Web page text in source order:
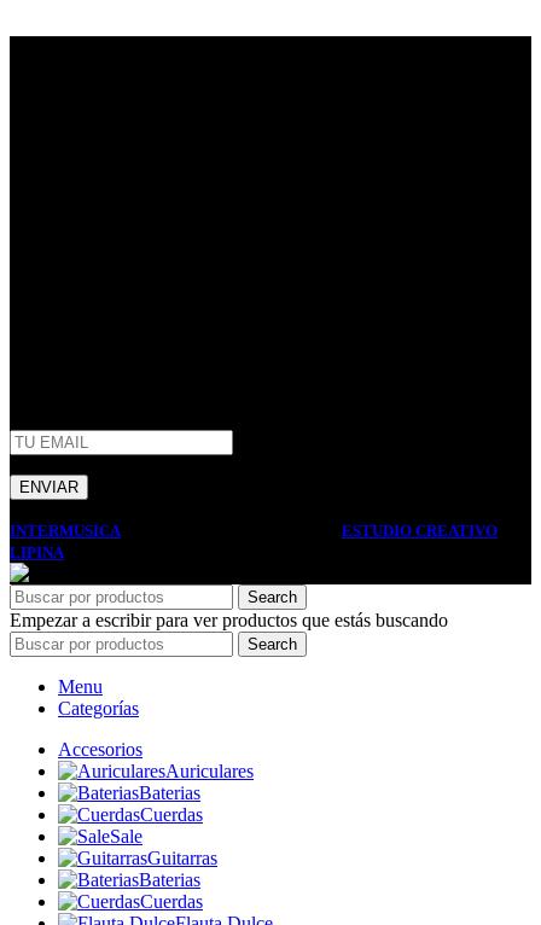
INTERMUSICA
ESTUDIO CREATIVO
LIPINA. PREMIUM E-COMMERCE SOLUTIONS.
Search
Empezar a escribir para ver productos que estás buscando
Search
Menu
Categorías
Accesorios
Auriculares
Baterias
Cuerdas
Sale
Guitarras
Baterias
Cuerdas